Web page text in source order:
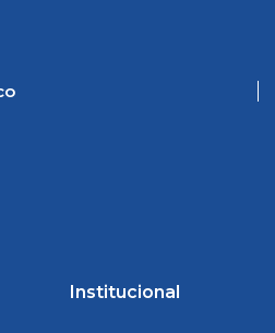
Institucional